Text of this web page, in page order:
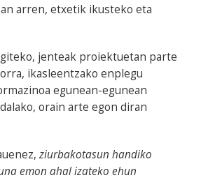
arren, etxetik ikusteko eta
jenteak proiektuetan parte
ikasleentzako enplegu
egunean-egunean
orain arte egon diran
ziurbakotasun handiko
emon ahal izateko ehun